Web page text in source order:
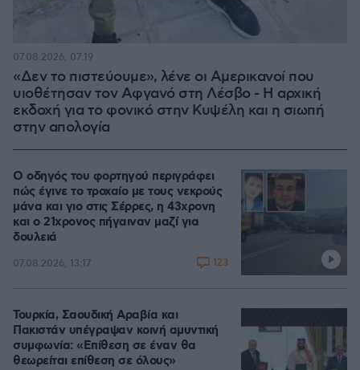
«Δεν το πιστεύουμε», λένε οι Αμερικανοί που
υιοθέτησαν τον Αφγανό στη Λέσβο - Η αρχική
εκδοχή για το φονικό στην Κυψέλη και η σιωπή
στην απολογία
07.08.2026, 07:19
Ο οδηγός του φορτηγού περιγράφει
πώς έγινε το τροχαίο με τους νεκρούς
μάνα και γιο στις Σέρρες, η 43χρονη
και ο 21χρονος πήγαιναν μαζί για
δουλειά
07.08.2026, 13:17 123
Τουρκία, Σαουδική Αραβία και
Πακιστάν υπέγραψαν κοινή αμυντική
συμφωνία: «Επίθεση σε έναν θα
θεωρείται επίθεση σε όλους»